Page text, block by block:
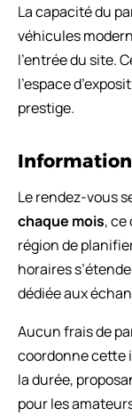
La capacité du
véhicules
l’entrée du site.
l’espace
prestige.
Le rendez-vous
chaque mois,
région de
horaires
dédiée aux
Aucun frais de
coordonne cette
la durée,
pour les